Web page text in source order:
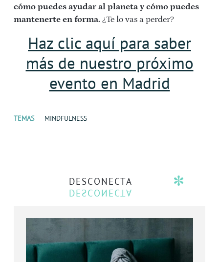
cómo puedes ayudar al planeta y cómo puedes
mantenerte en forma. ¿Te lo vas a perder?
Haz clic aquí para saber
más de nuestro próximo
evento en Madrid
TEMAS MINDFULNESS
DESCONECTA